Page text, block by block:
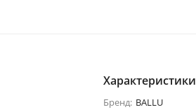
Характеристики
Бренд: BALLU